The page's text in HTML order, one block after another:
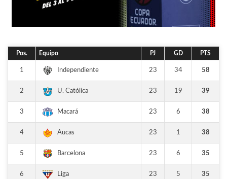
Pos. Equipo PJ GD PTS
1 Independiente 23 34 58
2 U. Católica 23 19 39
3 Macará 23 6 38
4 Aucas 23 1 38
5 Barcelona 23 6 35
6 Liga 23 5 35